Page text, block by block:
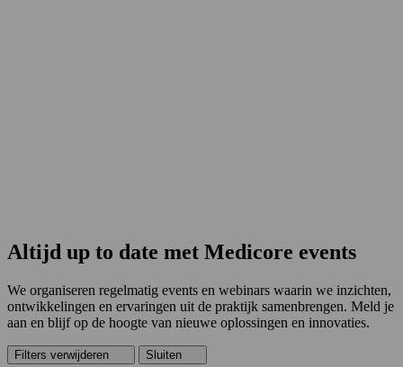
Altijd up to date met Medicore events
We organiseren regelmatig events en webinars waarin we inzichten,
ontwikkelingen en ervaringen uit de praktijk samenbrengen. Meld je
aan en blijf op de hoogte van nieuwe oplossingen en innovaties.
Filters verwijderen Sluiten
Filters